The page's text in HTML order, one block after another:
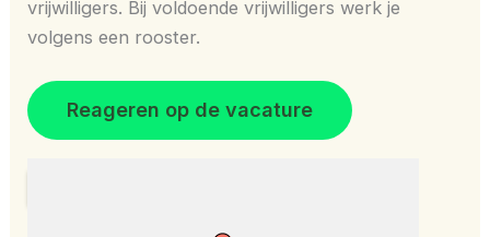
vrijwilligers. Bij voldoende vrijwilligers werk je
volgens een rooster.